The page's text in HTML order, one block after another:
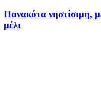
Πανακότα νηστίσιμη,
μέλι